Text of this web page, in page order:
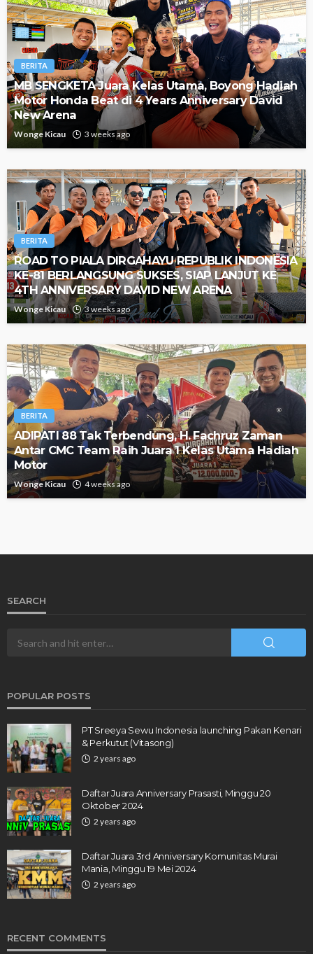
BERITA
MB SENGKETA Juara Kelas Utama, Boyong Hadiah
Motor Honda Beat di 4 Years Anniversary David
New Arena
Wonge Kicau 3 weeks ago
BERITA
ROAD TO PIALA DIRGAHAYU REPUBLIK INDONESIA
KE-81 BERLANGSUNG SUKSES, SIAP LANJUT KE
4TH ANNIVERSARY DAVID NEW ARENA
Wonge Kicau 3 weeks ago
BERITA
ADIPATI 88 Tak Terbendung, H. Fachruz Zaman
Antar CMC Team Raih Juara 1 Kelas Utama Hadiah
Motor
Wonge Kicau 4 weeks ago
SEARCH
POPULAR POSTS
PT Sreeya Sewu Indonesia launching Pakan Kenari
& Perkutut (Vitasong)
2 years ago
Daftar Juara Anniversary Prasasti, Minggu 20
Oktober 2024
2 years ago
Daftar Juara 3rd Anniversary Komunitas Murai
Mania, Minggu 19 Mei 2024
2 years ago
RECENT COMMENTS